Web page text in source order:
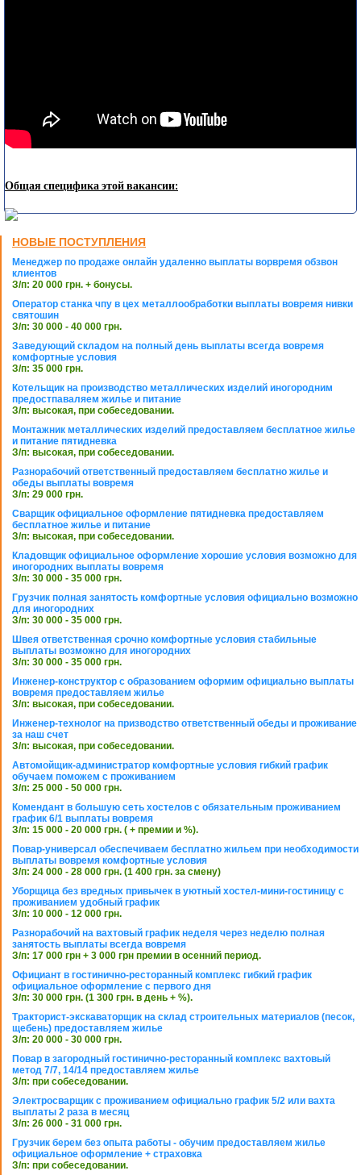
Общая специфика этой вакансии:
НОВЫЕ ПОСТУПЛЕНИЯ
Менеджер по продаже онлайн удаленно выплаты ворвремя обзвон
клиентов
З/п: 20 000 грн. + бонусы.
Оператор станка чпу в цех металлообработки выплаты вовремя нивки
святошин
З/п: 30 000 - 40 000 грн.
Заведующий складом на полный день выплаты всегда вовремя
комфортные условия
З/п: 35 000 грн.
Котельщик на производство металлических изделий иногородним
предостпаваляем жилье и питание
З/п: высокая, при собеседовании.
Монтажник металлических изделий предоставляем бесплатное жилье
и питание пятидневка
З/п: высокая, при собеседовании.
Разнорабочий ответственный предоставляем бесплатно жилье и
обеды выплаты вовремя
З/п: 29 000 грн.
Сварщик официальное оформление пятидневка предоставляем
бесплатное жилье и питание
З/п: высокая, при собеседовании.
Кладовщик официальное оформление хорошие условия возможно для
иногородних выплаты вовремя
З/п: 30 000 - 35 000 грн.
Грузчик полная занятость комфортные условия официально возможно
для иногородних
З/п: 30 000 - 35 000 грн.
Швея ответственная срочно комфортные условия стабильные
выплаты возможно для иногородних
З/п: 30 000 - 35 000 грн.
Инженер-конструктор с образованием оформим официально выплаты
вовремя предоставляем жилье
З/п: высокая, при собеседовании.
Инженер-технолог на призводство ответственный обеды и проживание
за наш счет
З/п: высокая, при собеседовании.
Автомойщик-администратор комфортные условия гибкий график
обучаем поможем с проживанием
З/п: 25 000 - 50 000 грн.
Комендант в большую сеть хостелов с обязательным проживанием
график 6/1 выплаты вовремя
З/п: 15 000 - 20 000 грн. ( + премии и %).
Повар-универсал обеспечиваем бесплатно жильем при необходимости
выплаты вовремя комфортные условия
З/п: 24 000 - 28 000 грн. (1 400 грн. за смену)
Уборщица без вредных привычек в уютный хостел-мини-гостиницу с
проживанием удобный график
З/п: 10 000 - 12 000 грн.
Разнорабочий на вахтовый график неделя через неделю полная
занятость выплаты всегда вовремя
З/п: 17 000 грн + 3 000 грн премии в осенний период.
Официант в гостинично-ресторанный комплекс гибкий график
официальное оформление с первого дня
З/п: 30 000 грн. (1 300 грн. в день + %).
Тракторист-экскаваторщик на склад строительных материалов (песок,
щебень) предоставляем жилье
З/п: 20 000 - 30 000 грн.
Повар в загородный гостинично-ресторанный комплекс вахтовый
метод 7/7, 14/14 предоставляем жилье
З/п: при собеседовании.
Электросварщик с проживанием официально график 5/2 или вахта
выплаты 2 раза в месяц
З/п: 26 000 - 31 000 грн.
Грузчик берем без опыта работы - обучим предоставляем жилье
официальное оформление + страховка
З/п: при собеседовании.